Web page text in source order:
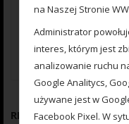
Zapisz moje dane,
wypełnić dane
RELATED PRODUCTS
na Naszej Stronie
Administrator
interes, którym jest
analizowanie ruchu
Google Analitycs,
używane jest w
Facebook Pixel. W